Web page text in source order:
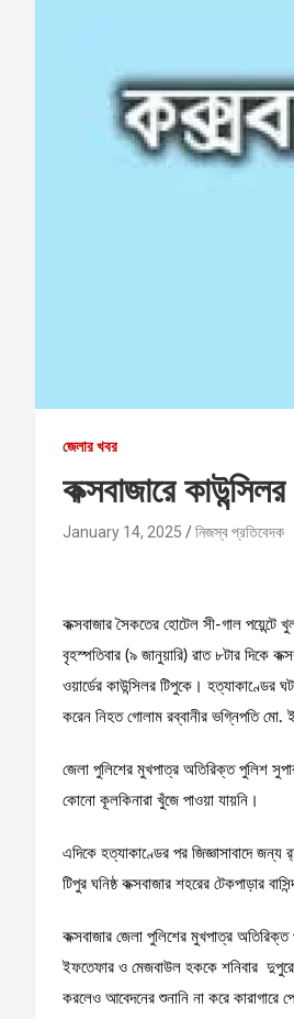
জেলার খবর
কক্সবাজারে
January 14, 2025 নিজস্ব প্রতিবেদক
কক্সবাজার সৈকতের হোটেল সী-গাল পয়েন্টে
বৃহস্পতিবার (৯ জানুয়ারি) রাত ৮টার দিকে
ওয়ার্ডের কাউন্সিলর টিপুকে। হত্যাকাণ্ডের
করেন নিহত গোলাম রব্বানীর ভগ্নিপতি
জেলা পুলিশের মুখপাত্র অতিরিক্ত পুলিশ
কোনো কূলকিনারা খুঁজে পাওয়া যায়নি।
এদিকে হত্যাকাণ্ডের পর জিজ্ঞাসাবাদে জন্য
টিপুর ঘনিষ্ঠ কক্সবাজার শহরের টেকপাড়ার
কক্সবাজার জেলা পুলিশের মুখপাত্র অতিরিক্ত
ইফতেফার ও মেজবাউল হককে শনিবার দুপুরে
করলেও আবেদনের শুনানি না করে কারাগারে